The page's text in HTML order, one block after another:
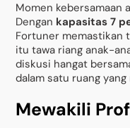
Momen kebersamaan
Dengan kapasitas 7
Fortuner memastikan
itu tawa riang anak-
diskusi hangat
dalam satu ruang yang
Mewakili